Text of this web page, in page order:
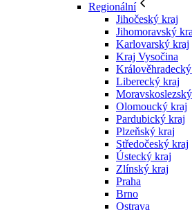
Regionální
Jihočeský kraj
Jihomoravský
Karlovarský kraj
Kraj Vysočina
Liberecký kraj
Olomoucký kraj
Pardubický kraj
Plzeňský kraj
Středočeský kraj
Ústecký kraj
Zlínský kraj
Praha
Brno
Ostrava